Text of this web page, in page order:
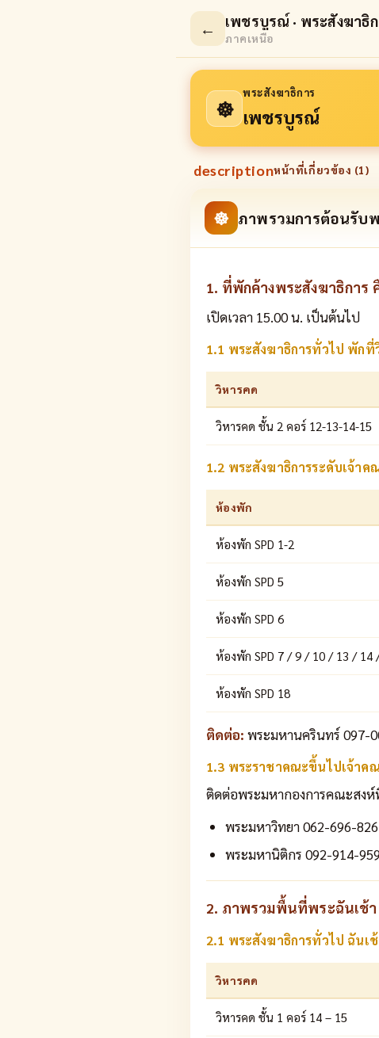
← เพชรบูรณ์ · พระสังฆาธิ
ภาคเหนือ
☸
พระสังฆาธิการ
เพชรบูรณ์
descriptionหน้าที่เกี่ยวข้อง (1)
☸ ภาพรวมการต้อนรับ
1. ที่พักค้างพระสังฆาธิการ
เปิดเวลา 15.00 น. เป็นต้นไป
1.1 พระสังฆาธิการทั่วไป พักที่
วิหารคด
วิหารคด ชั้น 2 คอร์ 12-13-14-15
1.2 พระสังฆาธิการระดับเจ้าค
ห้องพัก
ห้องพัก SPD 1-2
ห้องพัก SPD 5
ห้องพัก SPD 6
ห้องพัก SPD 7 / 9 / 10 / 13 / 14
ห้องพัก SPD 18
ติดต่อ: พระมหานครินทร์ 097-
1.3 พระราชาคณะขึ้นไปเจ้าค
ติดต่อพระมหากองการคณะสง
พระมหาวิทยา 062-696-
พระมหานิติกร 092-914-
2. ภาพรวมพื้นที่พระฉันเช้า
2.1 พระสังฆาธิการทั่วไป ฉันเ
วิหารคด
วิหารคด ชั้น 1 คอร์ 14 – 15